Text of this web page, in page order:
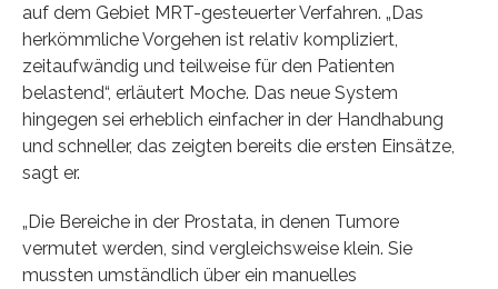
auf dem Gebiet MRT-gesteuerter Verfahren. „Das
herkömmliche Vorgehen ist relativ kompliziert,
zeitaufwändig und teilweise für den Patienten
belastend“, erläutert Moche. Das neue System
hingegen sei erheblich einfacher in der Handhabung
und schneller, das zeigten bereits die ersten Einsätze,
sagt er.
„Die Bereiche in der Prostata, in denen Tumore
vermutet werden, sind vergleichsweise klein. Sie
mussten umständlich über ein manuelles